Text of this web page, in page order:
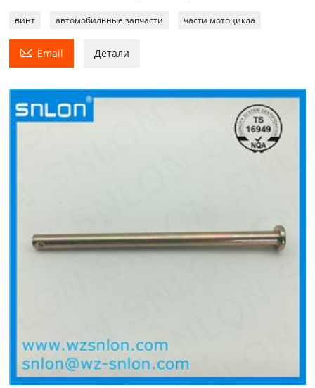
винт автомобильные запчасти части мотоцикла
 Email Детали